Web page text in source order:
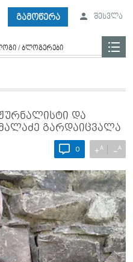
გამოწერა შესვლა
/ ბლოგერები
და
გარდაიცვალა
0 +A −A